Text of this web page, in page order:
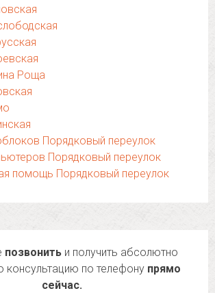
Роща
Порядковый переулок
Порядковый переулок
помощь Порядковый переулок
позвонить и получить абсолютно
консультацию по телефону прямо
сейчас.